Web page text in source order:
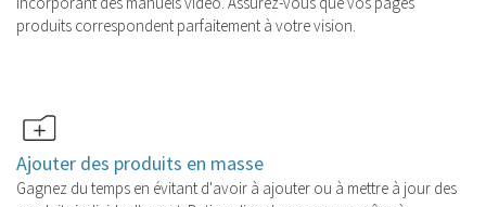
produits correspondent parfaitement à votre vision.
Ajouter des produits en masse
Gagnez du temps en évitant d'avoir à ajouter ou à mettre à jour des